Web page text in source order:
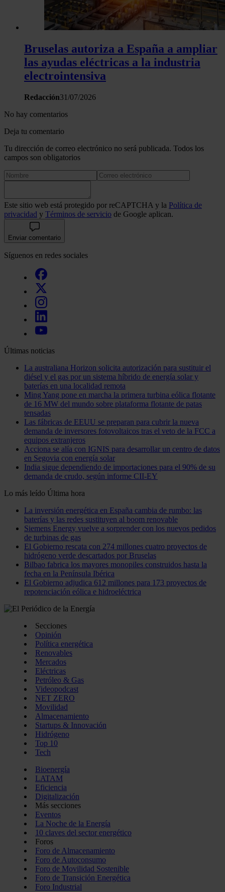
Bruselas autoriza a España a ampliar
las ayudas eléctricas a la industria
electrointensiva
Redacción31/07/2026
No hay comentarios
Deja tu comentario
Tu dirección de correo electrónico no será publicada. Todos los
campos son obligatorios
Este sitio web está protegido por reCAPTCHA y la Política de
privacidad y Términos de servicio de Google aplican.
Enviar comentario
Síguenos en redes sociales
Últimas noticias
La australiana Horizon solicita autorización para sustituir el
diésel y el gas por un sistema híbrido de energía solar y
baterías en una localidad remota
Ming Yang pone en marcha la primera turbina eólica flotante
de 16 MW del mundo sobre plataforma flotante de patas
tensadas
Las fábricas de EEUU se preparan para cubrir la nueva
demanda de inversores fotovoltaicos tras el veto de la FCC a
equipos extranjeros
Acciona se alía con IGNIS para desarrollar un centro de datos
en Segovia con energía solar
India sigue dependiendo de importaciones para el 90% de su
demanda de crudo, según informe CII-EY
Lo más leído Última hora
La inversión energética en España cambia de rumbo: las
baterías y las redes sustituyen al boom renovable
Siemens Energy vuelve a sorprender con los nuevos pedidos
de turbinas de gas
El Gobierno rescata con 274 millones cuatro proyectos de
hidrógeno verde descartados por Bruselas
Bilbao fabrica los mayores monopiles construidos hasta la
fecha en la Península Ibérica
El Gobierno adjudica 612 millones para 173 proyectos de
repotenciación eólica e hidroeléctrica
Secciones
Opinión
Política energética
Renovables
Mercados
Eléctricas
Petróleo & Gas
Videopodcast
NET ZERO
Movilidad
Almacenamiento
Startups & Innovación
Hidrógeno
Top 10
Tech
Bioenergía
LATAM
Eficiencia
Digitalización
Más secciones
Eventos
La Noche de la Energía
10 claves del sector energético
Foros
Foro de Almacenamiento
Foro de Autoconsumo
Foro de Movilidad Sostenible
Foro de Transición Energética
Foro Industrial